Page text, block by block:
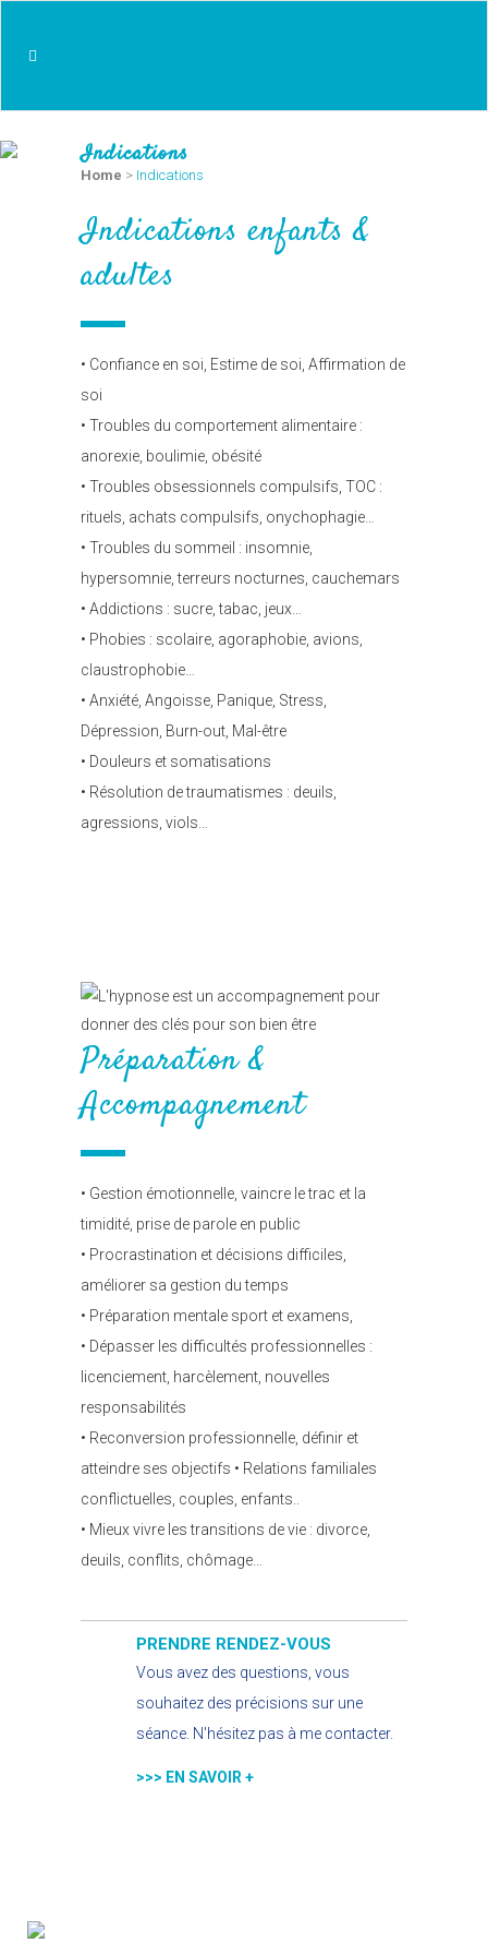
Indications
Home > Indications
Indications enfants &
adultes
• Confiance en soi, Estime de soi, Affirmation de
soi
• Troubles du comportement alimentaire :
anorexie, boulimie, obésité
• Troubles obsessionnels compulsifs, TOC :
rituels, achats compulsifs, onychophagie…
• Troubles du sommeil : insomnie,
hypersomnie, terreurs nocturnes, cauchemars
• Addictions : sucre, tabac, jeux…
• Phobies : scolaire, agoraphobie, avions,
claustrophobie…
• Anxiété, Angoisse, Panique, Stress,
Dépression, Burn-out, Mal-être
• Douleurs et somatisations
• Résolution de traumatismes : deuils,
agressions, viols…
Préparation &
Accompagnement
• Gestion émotionnelle, vaincre le trac et la
timidité, prise de parole en public
• Procrastination et décisions difficiles,
améliorer sa gestion du temps
• Préparation mentale sport et examens,
• Dépasser les difficultés professionnelles :
licenciement, harcèlement, nouvelles
responsabilités
• Reconversion professionnelle, définir et
atteindre ses objectifs • Relations familiales
conflictuelles, couples, enfants..
• Mieux vivre les transitions de vie : divorce,
deuils, conflits, chômage…
PRENDRE RENDEZ-VOUS
Vous avez des questions, vous
souhaitez des précisions sur une
séance. N'hésitez pas à me contacter.
>>> EN SAVOIR +